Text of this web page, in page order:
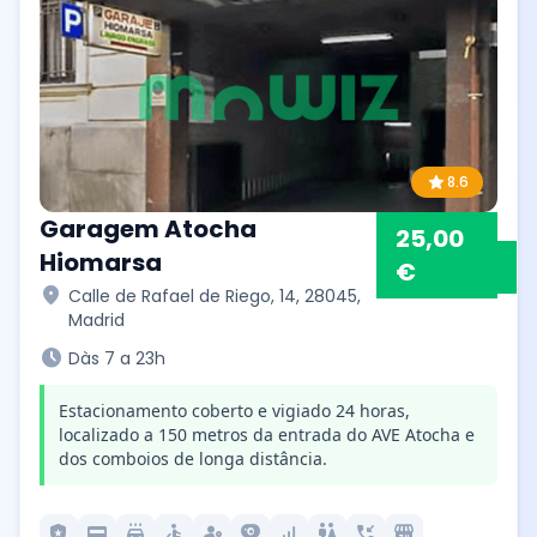
star8.6
Garagem Atocha
Hiomarsa
location_on Calle de Rafael de Riego, 14, 28045,
Madrid
25,00
€
schedule Dàs 7 a 23h
Estacionamento coberto e vigiado 24 horas,
localizado a 150 metros da entrada do AVE Atocha e
dos comboios de longa distância.